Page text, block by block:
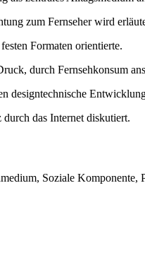
zum Fernseher wird
Formaten orientierte.
durch Fernsehkonsum
designtechnische
das Internet diskutiert.
Soziale